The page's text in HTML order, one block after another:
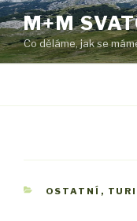
Přejít
k
obsahu
webu
M+M
Co děláme, jak se
RUBRIKY
OSTATNÍ ,